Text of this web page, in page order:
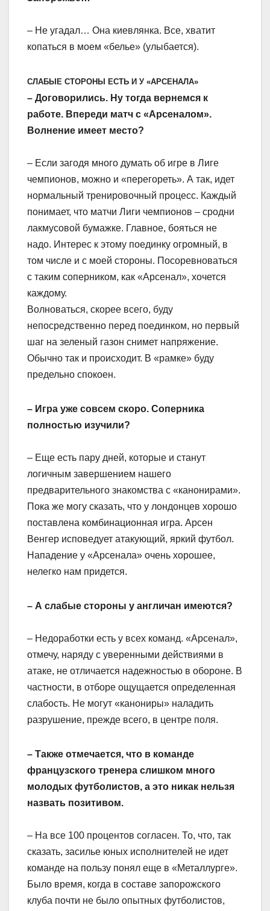
– Не угадал… Она киевлянка. Все, хватит
копаться в моем «белье» (улыбается).
СЛАБЫЕ СТОРОНЫ ЕСТЬ И У «АРСЕНАЛА»
– Договорились. Ну тогда вернемся к
работе. Впереди матч с «Арсеналом».
Волнение имеет место?
– Если загодя много думать об игре в Лиге
чемпионов, можно и «перегореть». А так, идет
нормальный тренировочный процесс. Каждый
понимает, что матчи Лиги чемпионов – сродни
лакмусовой бумажке. Главное, бояться не
надо. Интерес к этому поединку огромный, в
том числе и с моей стороны. Посоревноваться
с таким соперником, как «Арсенал», хочется
каждому.
Волноваться, скорее всего, буду
непосредственно перед поединком, но первый
шаг на зеленый газон снимет напряжение.
Обычно так и происходит. В «рамке» буду
предельно спокоен.
– Игра уже совсем скоро. Соперника
полностью изучили?
– Еще есть пару дней, которые и станут
логичным завершением нашего
предварительного знакомства с «канонирами».
Пока же могу сказать, что у лондонцев хорошо
поставлена комбинационная игра. Арсен
Венгер исповедует атакующий, яркий футбол.
Нападение у «Арсенала» очень хорошее,
нелегко нам придется.
– А слабые стороны у англичан имеются?
– Недоработки есть у всех команд. «Арсенал»,
отмечу, наряду с уверенными действиями в
атаке, не отличается надежностью в обороне. В
частности, в отборе ощущается определенная
слабость. Не могут «канониры» наладить
разрушение, прежде всего, в центре поля.
– Также отмечается, что в команде
французского тренера слишком много
молодых футболистов, а это никак нельзя
назвать позитивом.
– На все 100 процентов согласен. То, что, так
сказать, засилье юных исполнителей не идет
команде на пользу понял еще в «Металлурге».
Было время, когда в составе запорожского
клуба почти не было опытных футболистов,